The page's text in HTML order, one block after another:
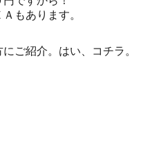
もあります。
ご紹介。はい、コチラ。